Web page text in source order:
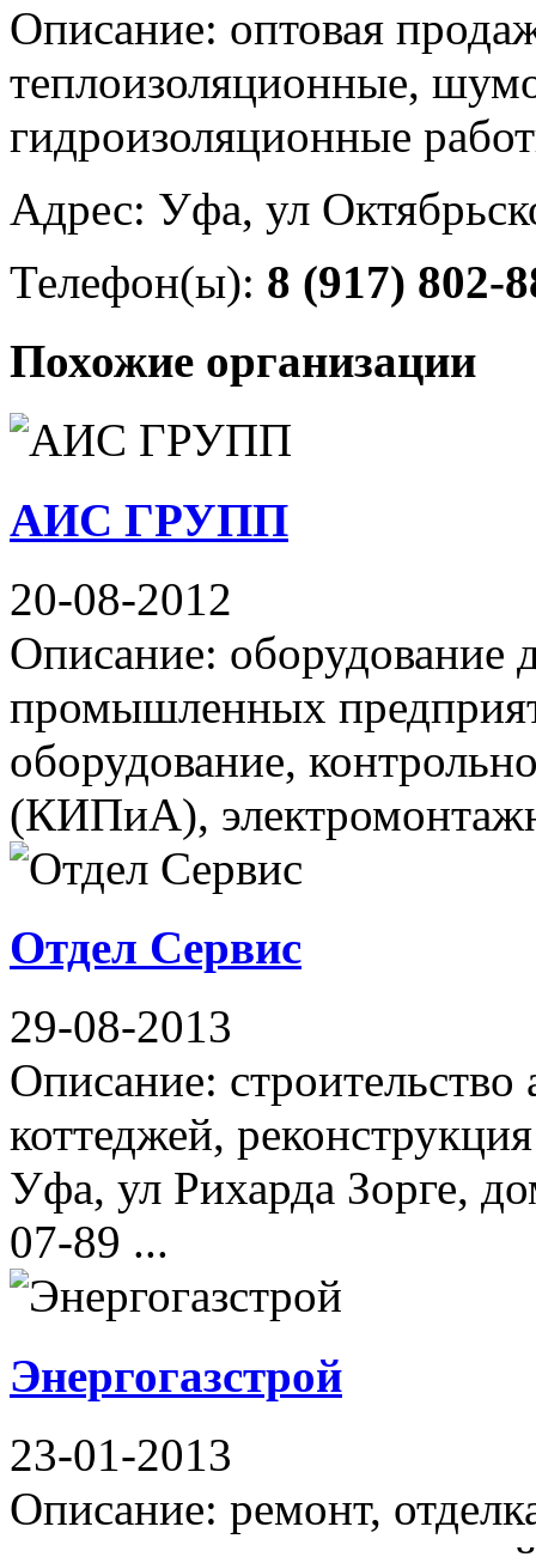
Описание: оптовая
теплоизоляционные,
гидроизоляционные
Адрес: Уфа, ул
Телефон(ы): 8 (917) 802-
Похожие организации
АИС ГРУПП
20-08-2012
Описание: оборудование
промышленных
оборудование,
(КИПиА),
Отдел Сервис
29-08-2013
Описание:
коттеджей,
Уфа, ул Рихарда Зорге,
07-89 ...
Энергогазстрой
23-01-2013
Описание: ремонт,